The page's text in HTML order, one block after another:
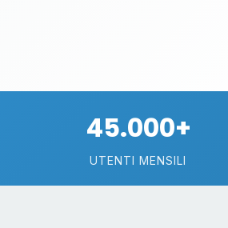
45.000+
UTENTI MENSILI